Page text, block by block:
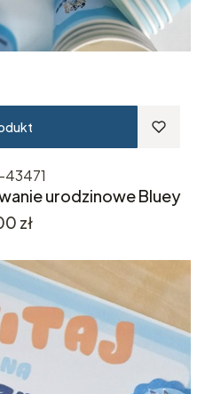
43471
urodzinowe Bluey
zł